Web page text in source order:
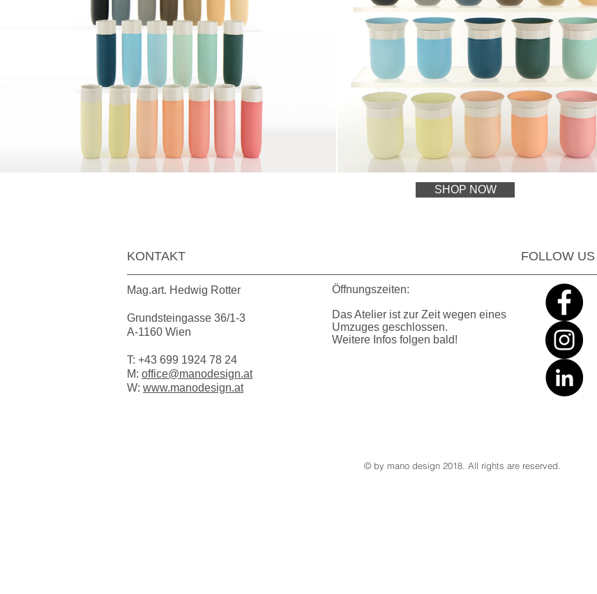
SHOP NOW
KONTAKT FOLLOW US
Mag.art. Hedwig Rotter
Grundsteingasse 36/1-3
A-1160 Wien
T: +43 699 1924 78 24
M: office@manodesign.at
W: www.manodesign.at
Öffnungszeiten:
Das Atelier ist zur Zeit wegen eines
Umzuges geschlossen.
Weitere Infos folgen bald!
© by mano design 2018. All rights are reserved.